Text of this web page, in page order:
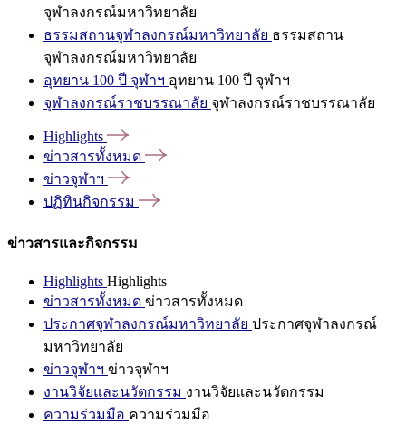
จุฬาลงกรณ์มหาวิทยาลัย
ธรรมสถานจุฬาลงกรณ์มหาวิทยาลัย ธรรมสถาน
จุฬาลงกรณ์มหาวิทยาลัย
อุทยาน 100 ปี จุฬาฯ อุทยาน 100 ปี จุฬาฯ
จุฬาลงกรณ์ราชบรรณาลัย จุฬาลงกรณ์ราชบรรณาลัย
Highlights
ข่าวสารทั้งหมด
ข่าวจุฬาฯ
ปฏิทินกิจกรรม
ข่าวสารและกิจกรรม
Highlights Highlights
ข่าวสารทั้งหมด ข่าวสารทั้งหมด
ประกาศจุฬาลงกรณ์มหาวิทยาลัย ประกาศจุฬาลงกรณ์
มหาวิทยาลัย
ข่าวจุฬาฯ ข่าวจุฬาฯ
งานวิจัยและนวัตกรรม งานวิจัยและนวัตกรรม
ความร่วมมือ ความร่วมมือ